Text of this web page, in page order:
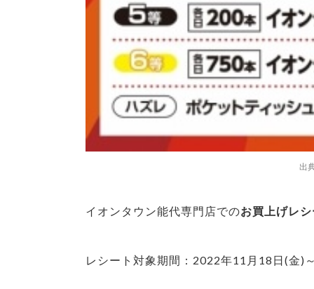
出
イオンタウン能代専門店でのお買上げレ
レシート対象期間：2022年11月18日(金)